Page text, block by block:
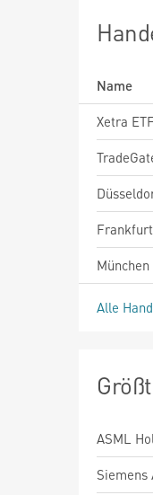
Name
Xetra
Frankfurt
München
Alle
ASML
Siemens